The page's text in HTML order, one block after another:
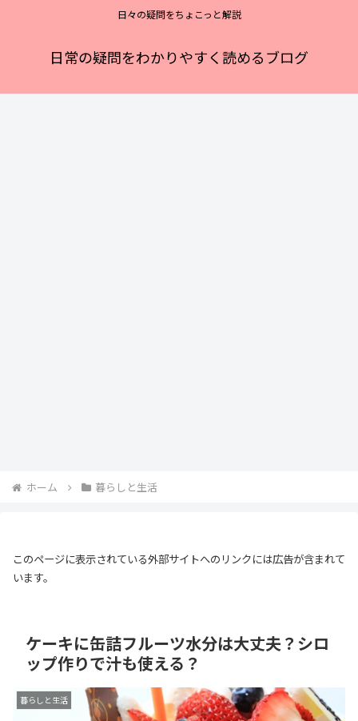
日々の疑問をちょこっと解説
日常の疑問をわかりやすく読めるブログ
ホーム 暮らしと生活
このページに表示されている外部サイトへのリンクには広告が含まれて
います。
ケーキに缶詰フルーツ水分は大丈夫？シロ
ップ作りで汁も使える？
暮らしと生活